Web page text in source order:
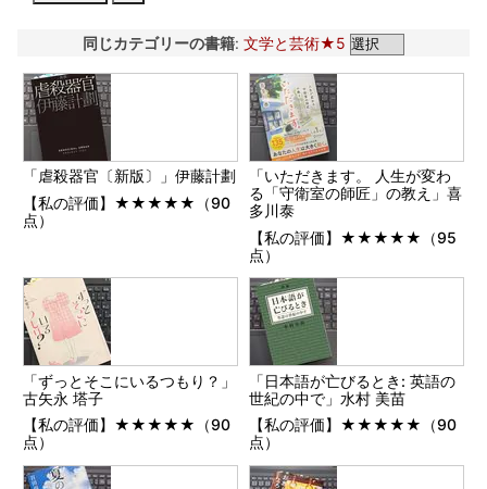
同じカテゴリーの書籍: 文学と芸術★5
「虐殺器官〔新版〕」伊藤計劃
【私の評価】★★★★★（90
点）
「いただきます。 人生が変わ
る「守衛室の師匠」の教え」喜
多川泰
【私の評価】★★★★★（95
点）
「ずっとそこにいるつもり？」
古矢永 塔子
【私の評価】★★★★★（90
点）
「日本語が亡びるとき: 英語の
世紀の中で」水村 美苗
【私の評価】★★★★★（90
点）